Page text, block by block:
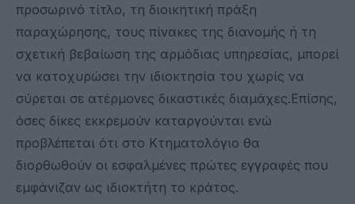
προσωρινό τίτλο, τη διοικητική πράξη
παραχώρησης, τους πίνακες της διανομής ή τη
σχετική βεβαίωση της αρμόδιας υπηρεσίας, μπορεί
να κατοχυρώσει την ιδιοκτησία του χωρίς να
σύρεται σε ατέρμονες δικαστικές διαμάχες.Επίσης,
όσες δίκες εκκρεμούν καταργούνται ενώ
προβλέπεται ότι στο Κτηματολόγιο θα
διορθωθούν οι εσφαλμένες πρώτες εγγραφές που
εμφάνιζαν ως ιδιοκτήτη το κράτος.